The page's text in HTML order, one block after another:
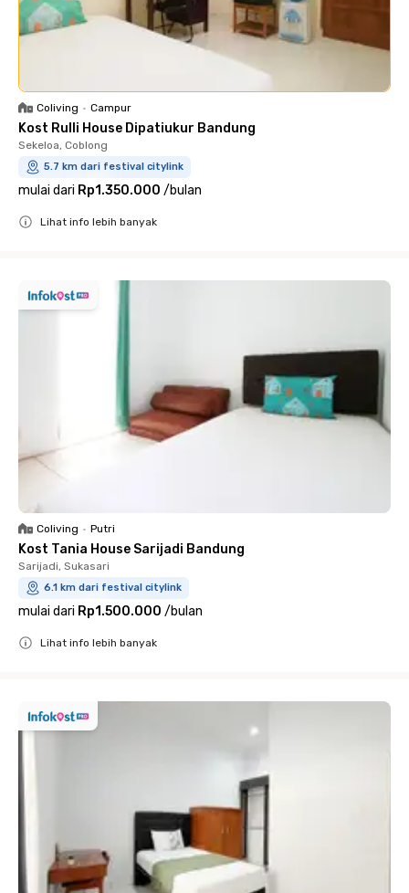
Coliving • Campur
Kost Rulli House Dipatiukur Bandung
Sekeloa, Coblong
5.7 km dari festival citylink
mulai dari Rp1.350.000 /bulan
Lihat info lebih banyak
Coliving • Putri
Kost Tania House Sarijadi Bandung
Sarijadi, Sukasari
6.1 km dari festival citylink
mulai dari Rp1.500.000 /bulan
Lihat info lebih banyak